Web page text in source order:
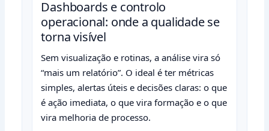
Dashboards e controlo
operacional: onde a qualidade se
torna visível
Sem visualização e rotinas, a análise vira só
“mais um relatório”. O ideal é ter métricas
simples, alertas úteis e decisões claras: o que
é ação imediata, o que vira formação e o que
vira melhoria de processo.